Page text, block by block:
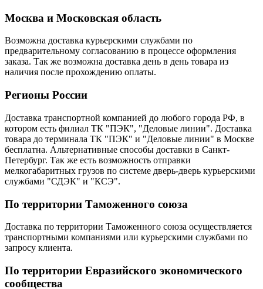
Москва и Московская область
Возможна доставка курьерскими службами по
предварительному согласованию в процессе оформления
заказа. Так же возможна доставка день в день товара из
наличия после прохождению оплаты.
Регионы России
Доставка транспортной компанией до любого города РФ, в
котором есть филиал ТК "ПЭК", "Деловые линии". Доставка
товара до терминала ТК "ПЭК" и "Деловые линии" в Москве
бесплатна. Альтернативные способы доставки в Санкт-
Петербург. Так же есть возможность отправки
мелкогабаритных грузов по системе дверь-дверь курьерскими
службами "СДЭК" и "КСЭ".
По территории Таможенного союза
Доставка по территории Таможенного союза осуществляется
транспортными компаниями или курьерскими службами по
запросу клиента.
По территории Евразийского экономического
сообщества